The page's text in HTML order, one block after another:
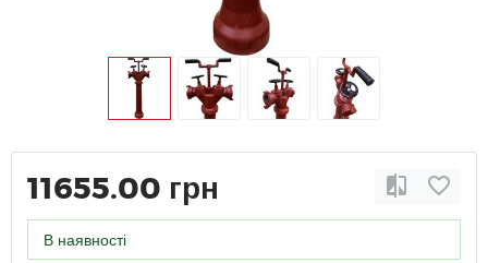
11655.00 грн
В наявності